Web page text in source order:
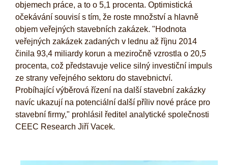
objemech práce, a to o 5,1 procenta. Optimistická
očekávání souvisí s tím, že roste množství a hlavně
objem veřejných stavebních zakázek. "Hodnota
veřejných zakázek zadaných v lednu až říjnu 2014
činila 93,4 miliardy korun a meziročně vzrostla o 20,5
procenta, což představuje velice silný investiční impuls
ze strany veřejného sektoru do stavebnictví.
Probíhající výběrová řízení na další stavební zakázky
navíc ukazují na potenciální další příliv nové práce pro
stavební firmy," prohlásil ředitel analytické společnosti
CEEC Research Jiří Vacek.